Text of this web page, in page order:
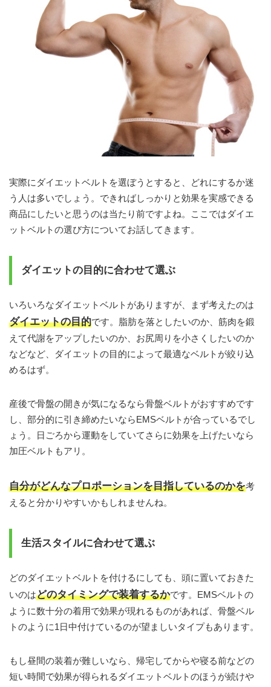
実際にダイエットベルトを選ぼうとすると、どれにするか迷
う人は多いでしょう。できればしっかりと効果を実感できる
商品にしたいと思うのは当たり前ですよね。ここではダイエ
ットベルトの選び方についてお話してきます。
ダイエットの目的に合わせて選ぶ
いろいろなダイエットベルトがありますが、まず考えたのは
ダイエットの目的です。脂肪を落としたいのか、筋肉を鍛
えて代謝をアップしたいのか、お尻周りを小さくしたいのか
などなど、ダイエットの目的によって最適なベルトが絞り込
めるはず。
産後で骨盤の開きが気になるなら骨盤ベルトがおすすめです
し、部分的に引き締めたいならEMSベルトが合っているでし
ょう。日ごろから運動をしていてさらに効果を上げたいなら
加圧ベルトもアリ。
自分がどんなプロポーションを目指しているのかを考
えると分かりやすいかもしれませんね。
生活スタイルに合わせて選ぶ
どのダイエットベルトを付けるにしても、頭に置いておきた
いのはどのタイミングで装着するかです。EMSベルトの
ように数十分の着用で効果が現れるものがあれば、骨盤ベル
トのように1日中付けているのが望ましいタイプもあります。
もし昼間の装着が難しいなら、帰宅してからや寝る前などの
短い時間で効果が得られるダイエットベルトのほうが続けや